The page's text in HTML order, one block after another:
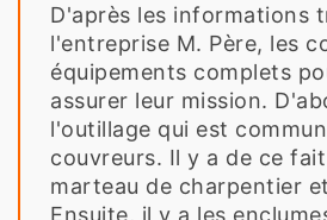
D'après les informations
l'entreprise M. Père, les
équipements complets
assurer leur mission.
l'outillage qui est
couvreurs. Il y a de ce
marteau de charpentier
Ensuite, il y a les